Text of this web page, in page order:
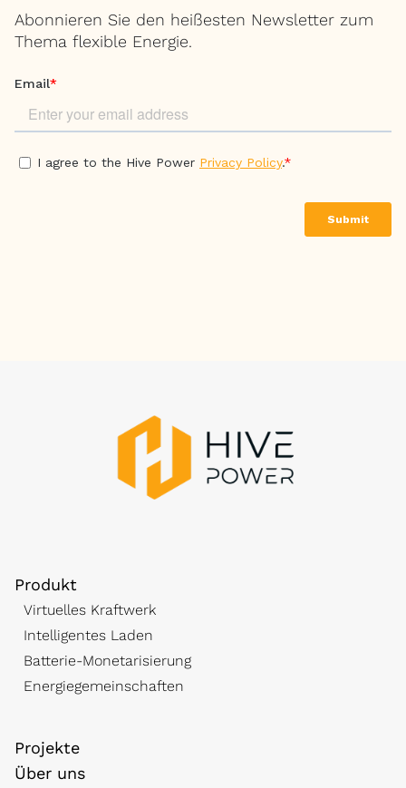
Abonnieren Sie den heißesten Newsletter zum
Thema flexible Energie.
Produkt
Virtuelles Kraftwerk
Intelligentes Laden
Batterie-Monetarisierung
Energiegemeinschaften
Projekte
Über uns